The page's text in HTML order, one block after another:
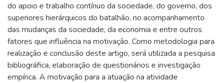
do apoio e trabalho contínuo da sociedade, do governo, dos
superiores hierárquicos do batalhão, no acompanhamento
das mudanças da sociedade, da economia e entre outros
fatores que influência na motivação. Como metodologia para
realização e conclusão deste artigo, será utilizada a pesquisa
bibliográfica, elaboração de questionários e investigação
empírica. A motivação para a atuação na atividade